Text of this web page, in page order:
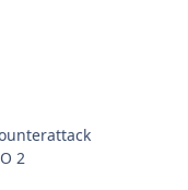
2